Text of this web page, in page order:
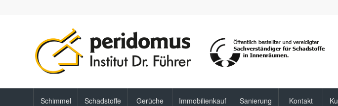
Schimmel Schadstoffe Gerüche Immobilienkauf Sanierung Kontakt